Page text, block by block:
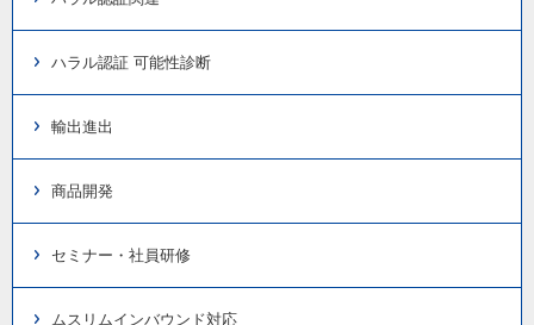
ハラル認証 可能性診断
輸出進出
商品開発
セミナー・社員研修
ムスリムインバウンド対応